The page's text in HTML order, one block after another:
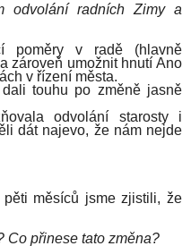
odvolání radních Zimy a
poměry v radě (hlavně
zároveň umožnit hnutí Ano
v řízení města.
touhu po změně jasně
odvolání starosty i
dát najevo, že nám nejde
měsíců jsme zjistili, že
Co přinese tato změna?